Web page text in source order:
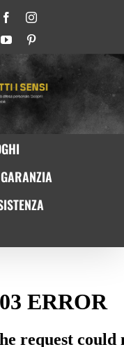
FacebookInstagram
YouTubePinterest
GARANZIA